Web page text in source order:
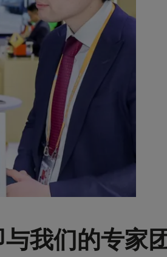
我们的专家